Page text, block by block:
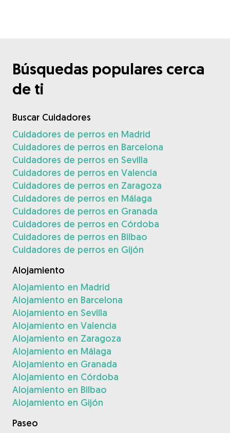
Búsquedas populares cerca
de ti
Buscar Cuidadores
Cuidadores de perros en Madrid
Cuidadores de perros en Barcelona
Cuidadores de perros en Sevilla
Cuidadores de perros en Valencia
Cuidadores de perros en Zaragoza
Cuidadores de perros en Málaga
Cuidadores de perros en Granada
Cuidadores de perros en Córdoba
Cuidadores de perros en Bilbao
Cuidadores de perros en Gijón
Alojamiento
Alojamiento en Madrid
Alojamiento en Barcelona
Alojamiento en Sevilla
Alojamiento en Valencia
Alojamiento en Zaragoza
Alojamiento en Málaga
Alojamiento en Granada
Alojamiento en Córdoba
Alojamiento en Bilbao
Alojamiento en Gijón
Paseo